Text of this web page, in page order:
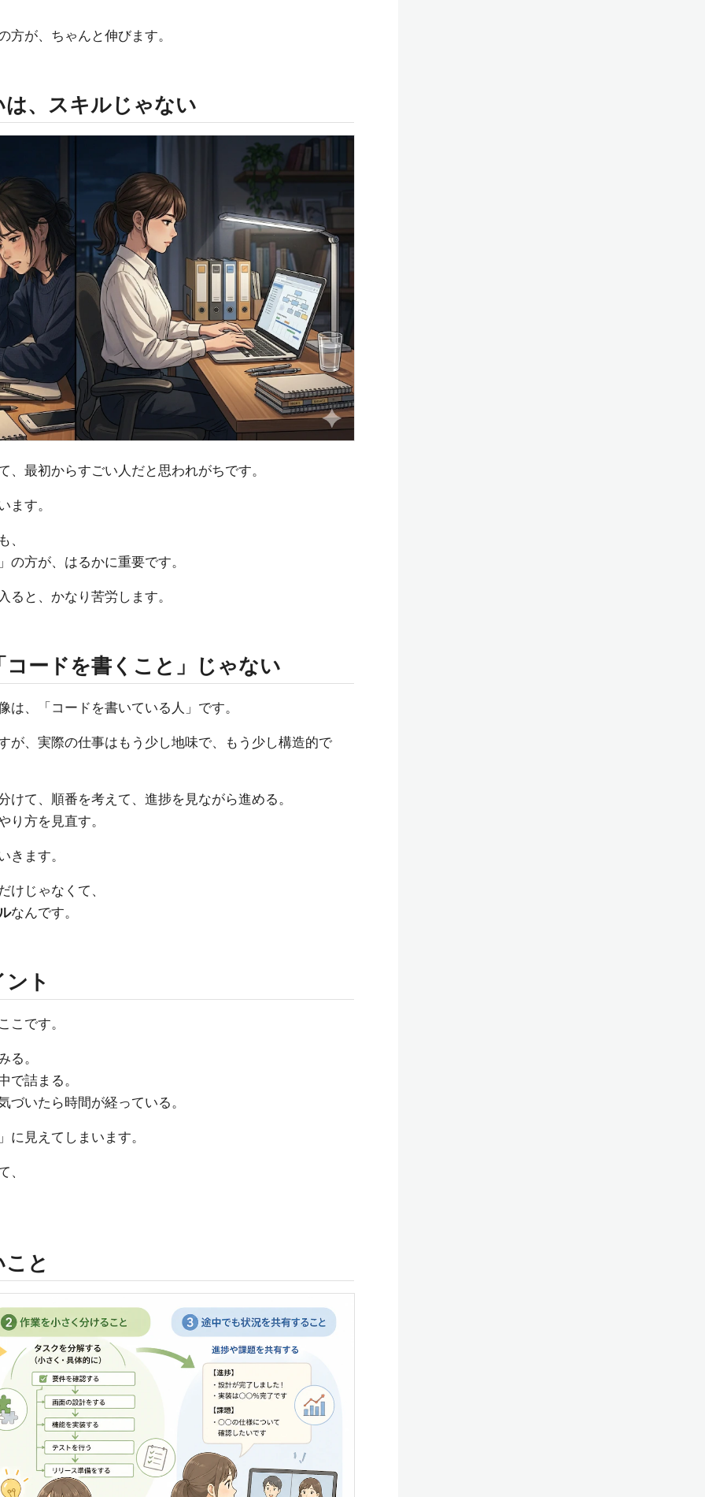
方が、ちゃんと伸びます。
、スキルじゃない
最初からすごい人だと思われがちです。
ます。
、
の方が、はるかに重要です。
ると、かなり苦労します。
ードを書くこと」じゃない
、「コードを書いている人」です。
が、実際の仕事はもう少し地味で、もう少し構造的で
て、順番を考えて、進捗を見ながら進める。
り方を見直す。
きます。
けじゃなくて、
なんです。
ト
こです。
る。
で詰まる。
づいたら時間が経っている。
に見えてしまいます。
、
と